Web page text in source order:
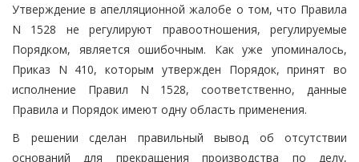
Утверждение в апелляционной жалобе о том, что Правила
N 1528 не регулируют правоотношения, регулируемые
Порядком, является ошибочным. Как уже упоминалось,
Приказ N 410, которым утвержден Порядок, принят во
исполнение Правил N 1528, соответственно, данные
Правила и Порядок имеют одну область применения.
В решении сделан правильный вывод об отсутствии
оснований для прекращения производства по делу,